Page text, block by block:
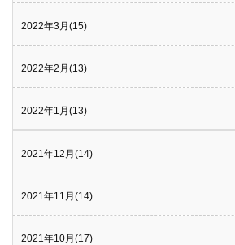
2022年3月(15)
2022年2月(13)
2022年1月(13)
2021年12月(14)
2021年11月(14)
2021年10月(17)